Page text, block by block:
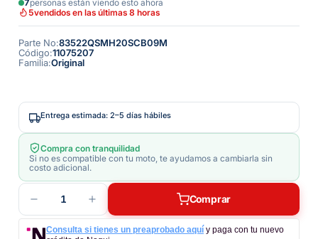
7personas están viendo esto ahora
5vendidos en las últimas 8 horas
Parte No:83522QSMH20SCB09M
Código:11075207
Familia:Original
Entrega estimada: 2–5 días hábiles
Compra con tranquilidad
Si no es compatible con tu moto, te ayudamos a cambiarla sin
costo adicional.
1 Comprar
Consulta si tienes un preaprobado aquí y paga con tu nuevo